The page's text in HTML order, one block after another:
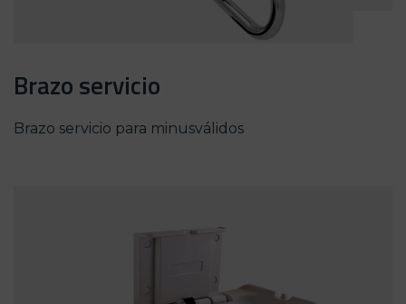
Brazo servicio
Brazo servicio para minusválidos